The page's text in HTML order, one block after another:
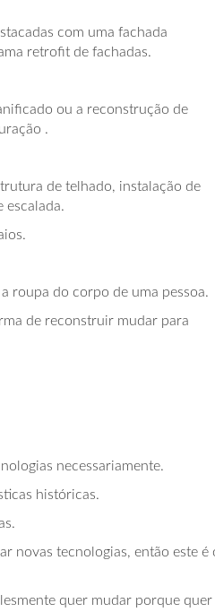
com uma fachada
retrofit de fachadas.
ou a reconstrução de
.
de telhado, instalação de
escalada.
roupa do corpo de uma pessoa.
de reconstruir mudar para
necessariamente.
históricas.
novas tecnologias, então este é
quer mudar porque quer